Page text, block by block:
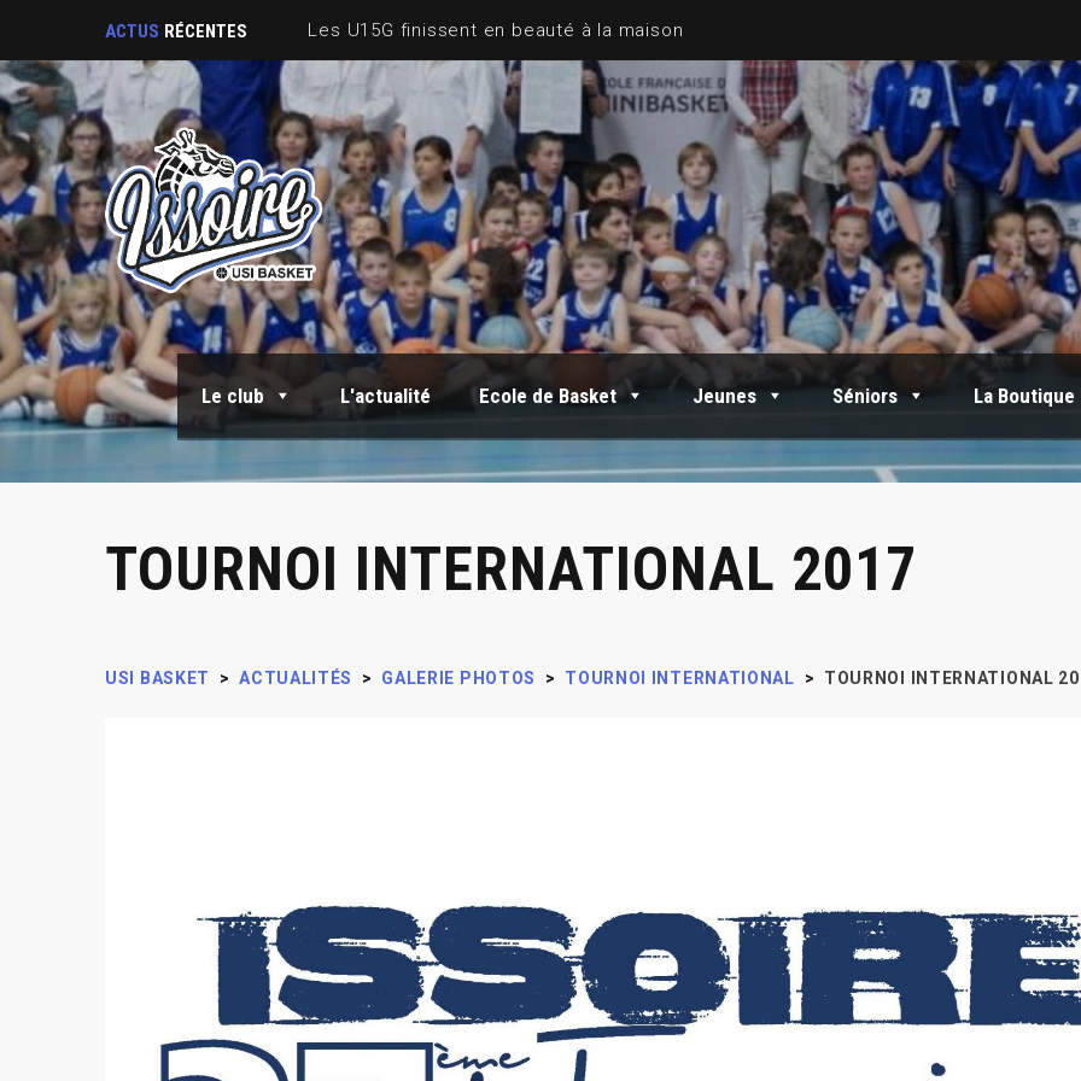
ACTUS RÉCENTES Sortie Fin de saison
Le club L'actualité Ecole de Basket Jeunes Séniors La Boutique
TOURNOI INTERNATIONAL 2017
USI BASKET > ACTUALITÉS > GALERIE PHOTOS > TOURNOI INTERNATIONAL > TOURNOI INTERNATIONAL